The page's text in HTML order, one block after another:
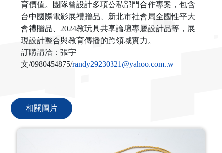
育價值。團隊曾設計多項公私部門合作專案，包含
台中國際電影展禮贈品、新北市社會局全國性平大
會禮贈品、2024教玩具共享論壇專屬設計品等，展
現設計整合與教育傳播的跨領域實力。
訂購請洽：張宇
文/0980454875/randy29230321@yahoo.com.tw
相關圖片